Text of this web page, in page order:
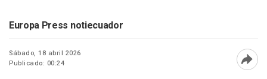
Europa Press notiecuador
Sábado, 18 abril 2026
Publicado: 00:24